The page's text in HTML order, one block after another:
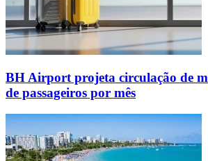
BH Airport projeta circulação de
de passageiros por mês